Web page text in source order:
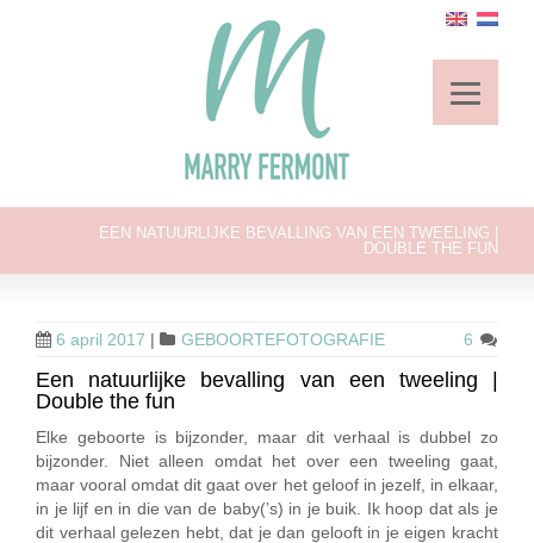
EEN NATUURLIJKE BEVALLING VAN EEN TWEELING |
DOUBLE THE FUN
6 april 2017 | GEBOORTEFOTOGRAFIE 6
Een natuurlijke bevalling van een tweeling |
Double the fun
Elke geboorte is bijzonder, maar dit verhaal is dubbel zo
bijzonder. Niet alleen omdat het over een tweeling gaat,
maar vooral omdat dit gaat over het geloof in jezelf, in elkaar,
in je lijf en in die van de baby(’s) in je buik. Ik hoop dat als je
dit verhaal gelezen hebt, dat je dan gelooft in je eigen kracht